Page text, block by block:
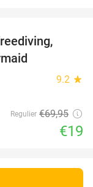
9.2 star
Regulier €69,95
€19